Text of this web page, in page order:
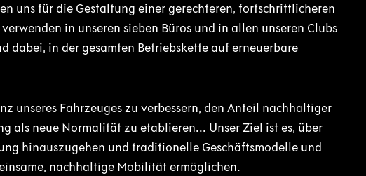
uns für die Gestaltung einer gerechteren, fortschrittlicheren
in unseren sieben Büros und in allen unseren Clubs
dabei, in der gesamten Betriebskette auf erneuerbare
unseres Fahrzeuges zu verbessern, den Anteil nachhaltiger
als neue Normalität zu etablieren... Unser Ziel ist es, über
hinauszugehen und traditionelle Geschäftsmodelle und
nachhaltige Mobilität ermöglichen.